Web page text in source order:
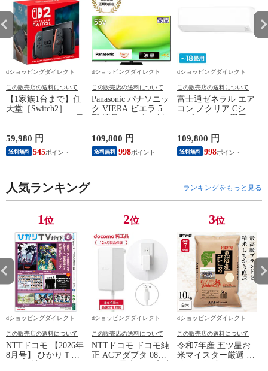
dショッピングダイレクト
この販売店の送料について
【1家族1台まで】任
天堂［Switch2］
Nintendo Switch2（日
体 BEE-S-KB6CA
59,980 円
送料無料 545
dショッピングダイレクト
この販売店の送料について
Panasonic パナソニッ
ク VIERA ビエラ 55
型 液晶テレビ 4K対
Youtube Netflix 【配
送のみ 設置なし 軒
先渡し】 ［正規取扱
109,800 円
送料無料 998
dショッピングダイレクト
この販売店の送料について
富士通ゼネラル エア
コン ノクリア Cシリ
ーズ おもに18畳用/
ル【配送のみ 設置な
し 軒先渡し】 AS-
C565S2-W
109,800 円
送料無料 998
人気ランキング ランキングをもっと見る
1位
dショッピングダイレクト
この販売店の送料について
NTTドコモ 【2026年
8月号】 ひかりＴＶ
ガイド誌
2位
dショッピングダイレクト
この販売店の送料について
NTTドコモ ドコモ純
正 ACアダプタ 08
Type-C 最大45W 高速
3位
dショッピングダイレクト
この販売店の送料について
令和7年産 五ツ星お
米マイスター厳選 新
潟県 魚沼産 コシヒ